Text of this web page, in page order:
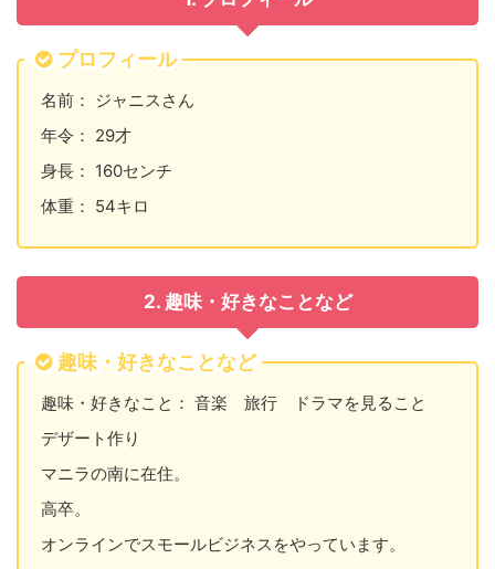
プロフィール
名前： ジャニスさん
年令： 29才
身長： 160センチ
体重： 54キロ
2. 趣味・好きなことなど
趣味・好きなことなど
趣味・好きなこと： 音楽 旅行 ドラマを見ること
デザート作り
マニラの南に在住。
高卒。
オンラインでスモールビジネスをやっています。